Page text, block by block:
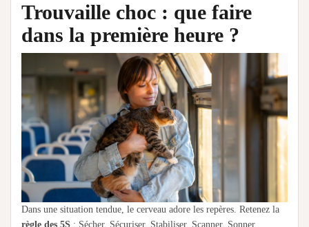
Trouvaille choc : que faire
dans la première heure ?
Dans une situation tendue, le cerveau adore les repères. Retenez la
règle des 5S : Sécher, Sécuriser, Stabiliser, Scanner, Sonner